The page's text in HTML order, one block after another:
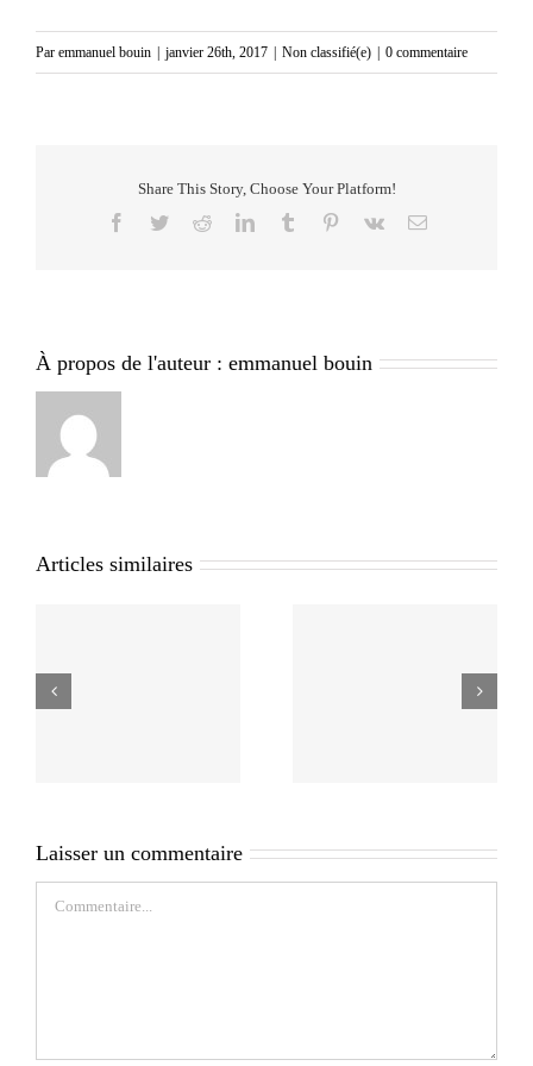
Par emmanuel bouin janvier 26th, 2017 Non classifié(e) 0 commentaire
Share This Story, Choose Your Platform!
Facebook
TwitterRedditLinkedInTumblr Pinterest
Vk Email
À propos de l'auteur : emmanuel bouin
Articles similaires
Laisser un commentaire
Commentaire